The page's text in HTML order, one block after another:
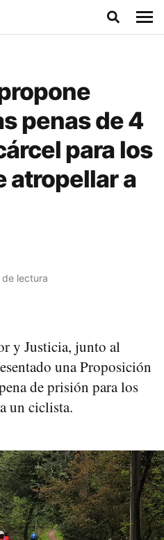
penas de 4
para los
atropellar a
de lectura
y Justicia, junto al
una Proposición
de prisión para los
un ciclista.